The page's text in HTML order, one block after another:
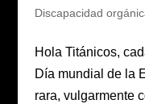
Discapacidad
Hola Titánicos,
Día mundial de la
rara, vulgarmente